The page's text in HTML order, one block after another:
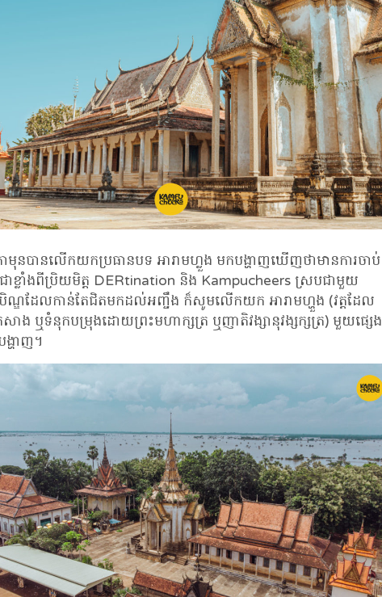
មុនបានលើកយកប្រធានបទ អារាមហ្លួង មកបង្ហាញឃើញថាមានការចាប់
ាខ្លាំងពីប្រិយមិត្ត DERtination និង Kampucheers ស្របជាមួយ
ណ្ឌដែលកាន់តែជិតមកដល់អញ្ចឹង ក៏សូមលើកយក អារាមហ្ហួង (វត្តដែល
សាង ឬទំនុកបម្រុងដោយព្រះមហាក្សត្រ ឬញាតិវង្សានុវង្សក្សត្រ) មួយផ្សេង
ហាញ។